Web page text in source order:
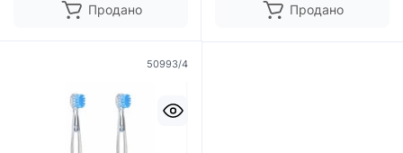
Продано Продано
50993/4